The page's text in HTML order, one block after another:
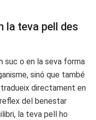
la teva pell des
suc o en la seva forma
sinó que també
directament en
del benestar
la teva pell ho